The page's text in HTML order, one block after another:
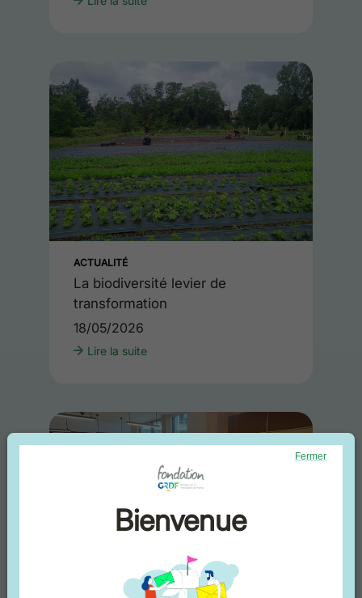
ACTUALITÉ
La biodiversité levier de
transformation
18/05/2026
Lire la suite
Fermer
Bienvenue